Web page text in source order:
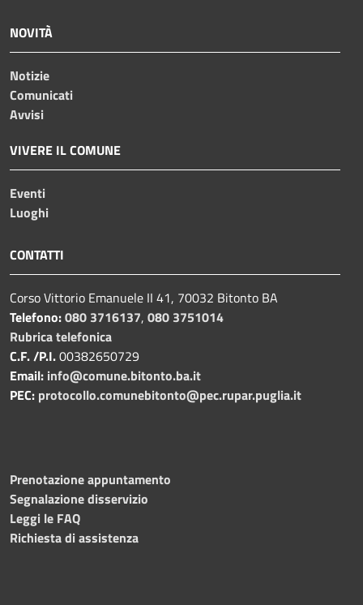
NOVITÀ
Notizie
Comunicati
Avvisi
VIVERE IL COMUNE
Eventi
Luoghi
CONTATTI
Corso Vittorio Emanuele II 41, 70032 Bitonto BA
Telefono:080 3716137, 080 3751014
Rubrica telefonica
C.F. /P.I.00382650729
Email: info@comune.bitonto.ba.it
PEC: protocollo.comunebitonto@pec.rupar.puglia.it
Prenotazione appuntamento
Segnalazione disservizio
Leggi le FAQ
Richiesta di assistenza